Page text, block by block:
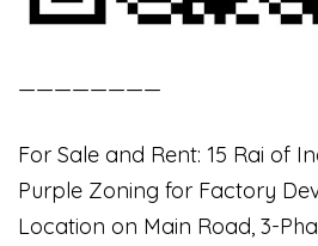
————————
For Sale and Rent: 15 Rai of
Purple Zoning for Factory
Location on Main Road, 3-